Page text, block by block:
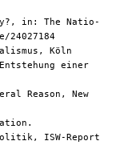
in: The Natio­
Köln
einer
Reason, New
ISW-Report